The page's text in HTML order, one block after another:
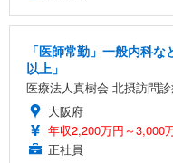
「医師常勤」一般内科
以上」
医療法人真樹会 北摂訪問
大阪府
年収2,200万円～3,000
正社員